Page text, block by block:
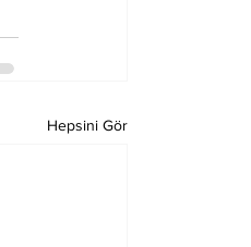
Hepsini Gör